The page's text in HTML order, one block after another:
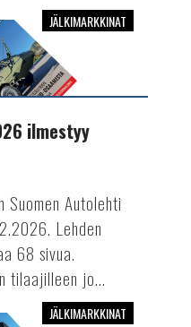
JÄLKIMARKKINAT
ilmestyy
Suomen Autolehti
Lehden
68 sivua.
tilaajilleen jo...
JÄLKIMARKKINAT